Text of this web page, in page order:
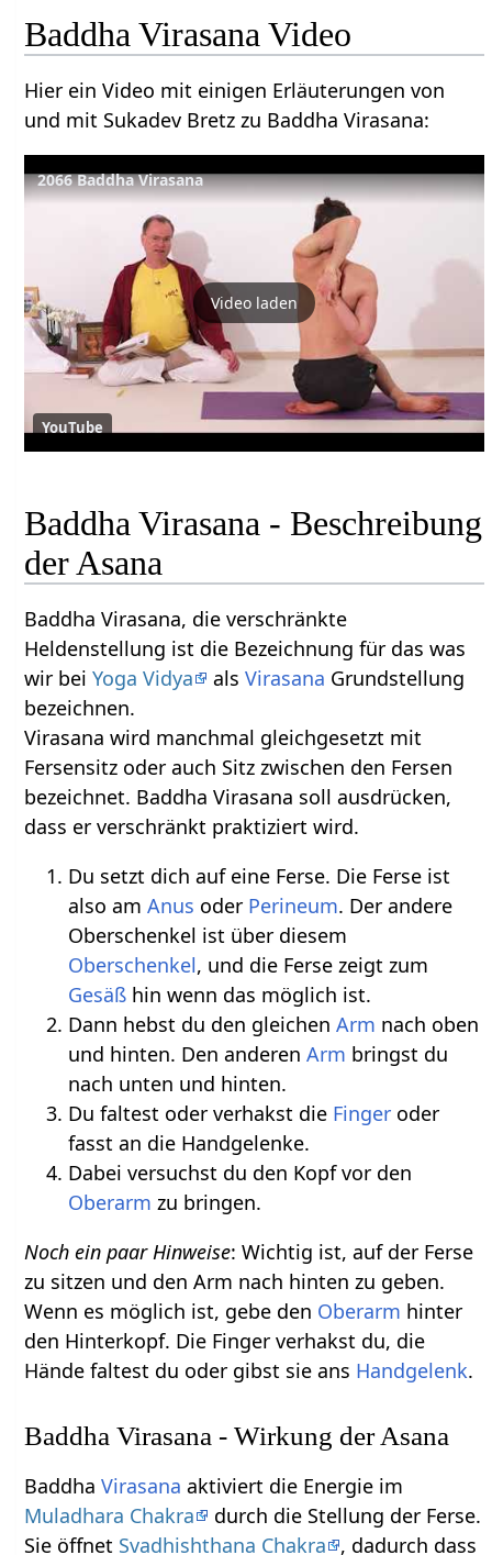
Baddha Virasana Video
Hier ein Video mit einigen Erläuterungen von
und mit Sukadev Bretz zu Baddha Virasana:
2066 Baddha Virasana
Video laden
YouTube
Baddha Virasana - Beschreibung
der Asana
Baddha Virasana, die verschränkte
Heldenstellung ist die Bezeichnung für das was
wir beiYoga Vidya alsVirasana Grundstellung
bezeichnen.
Virasana wird manchmal gleichgesetzt mit
Fersensitz oder auch Sitz zwischen den Fersen
bezeichnet. Baddha Virasana soll ausdrücken,
dass er verschränkt praktiziert wird.
Du setzt dich auf eine Ferse. Die Ferse ist
also amAnus oder Perineum. Der andere
Oberschenkel ist über diesem
Oberschenkel, und die Ferse zeigt zum
Gesäß hin wenn das möglich ist.
Dann hebst du den gleichenArm nach oben
und hinten. Den anderenArm bringst du
nach unten und hinten.
Du faltest oder verhakst die Finger oder
fasst an die Handgelenke.
Dabei versuchst du den Kopf vor den
Oberarm zu bringen.
Noch ein paar Hinweise: Wichtig ist, auf der Ferse
zu sitzen und den Arm nach hinten zu geben.
Wenn es möglich ist, gebe den Oberarm hinter
den Hinterkopf. Die Finger verhakst du, die
Hände faltest du oder gibst sie ans Handgelenk.
Baddha Virasana - Wirkung der Asana
BaddhaVirasana aktiviert die Energie im
Muladhara Chakra
durch die Stellung der Ferse.
Sie öffnet Svadhishthana Chakra , dadurch dass